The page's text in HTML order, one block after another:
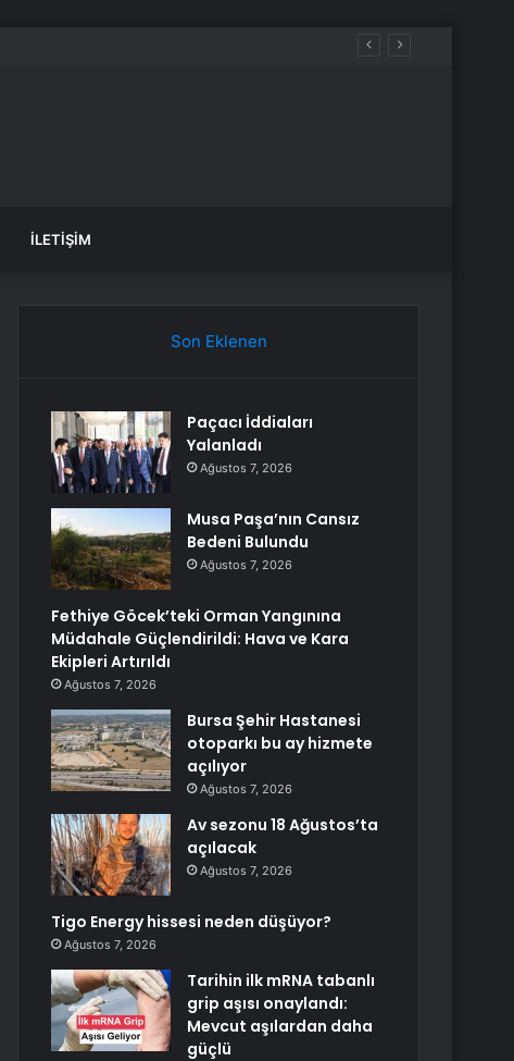
İLETIŞIM
Son Eklenen
Paçacı İddiaları
Yalanladı
Ağustos 7, 2026
Musa Paşa’nın Cansız
Bedeni Bulundu
Ağustos 7, 2026
Fethiye Göcek’teki Orman Yangınına
Müdahale Güçlendirildi: Hava ve Kara
Ekipleri Artırıldı
Ağustos 7, 2026
Bursa Şehir Hastanesi
otoparkı bu ay hizmete
açılıyor
Ağustos 7, 2026
Av sezonu 18 Ağustos’ta
açılacak
Ağustos 7, 2026
Tigo Energy hissesi neden düşüyor?
Ağustos 7, 2026
Tarihin ilk mRNA tabanlı
grip aşısı onaylandı:
Mevcut aşılardan daha
güçlü